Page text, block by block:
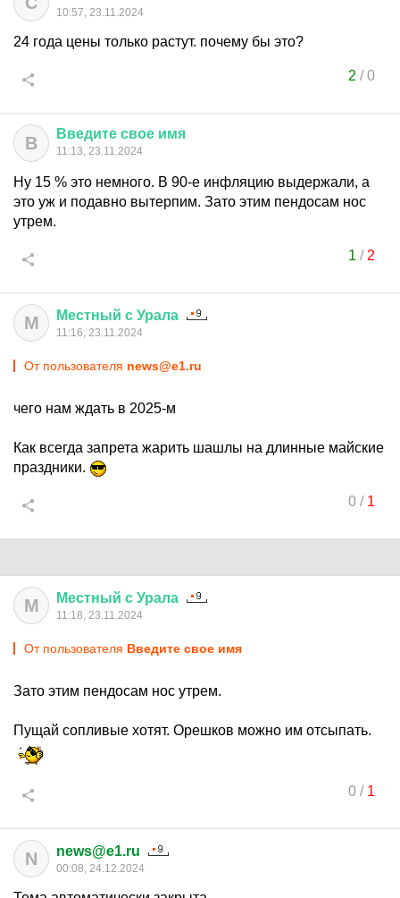
10:57, 23.11.2024
24 года цены только растут. почему бы это?
2 /0
В Введите свое имя
11:13, 23.11.2024
Ну 15 % это немного. В 90-е инфляцию выдержали, а
это уж и подавно вытерпим. Зато этим пендосам нос
утрем.
1 / 2
М Местный с Урала
11:16, 23.11.2024
От пользователя news@e1.ru
чего нам ждать в 2025-м
Как всегда запрета жарить шашлы на длинные майские
праздники.
0/ 1
М Местный с Урала
11:18, 23.11.2024
От пользователя Введите свое имя
Зато этим пендосам нос утрем.
Пущай сопливые хотят. Орешков можно им отсыпать.
0/ 1
N news@e1.ru
00:08, 24.12.2024